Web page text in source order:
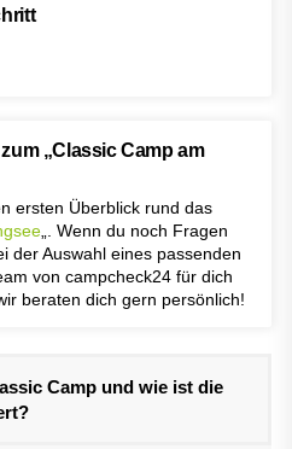
„Classic Camp am
ersten Überblick rund das
„. Wenn du noch Fragen
der Auswahl eines passenden
von campcheck24 für dich
beraten dich gern persönlich!
Camp und wie ist die